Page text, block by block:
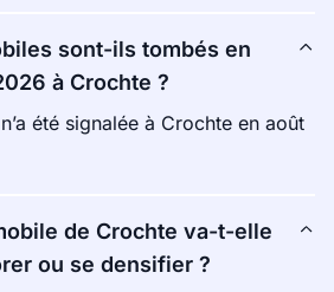
sont-ils tombés en
à Crochte ?
été signalée à Crochte en août
de Crochte va-t-elle
ou se densifier ?